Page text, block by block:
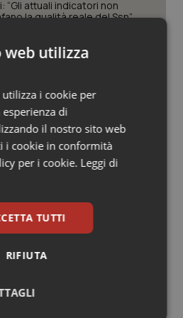
urogenitali
“Gli attuali indicatori non
la qualità reale del Ssn”
La sfida ora è
di professionisti e servizi. Il
di Milano. Ispezioni e
stop al
di Embriologia
da QS Pro
infrastrutture,
web utilizza
i cookie per
di
il nostro sito web
i cookie in conformità
per i cookie. Leggi di
TUTTI
RIFIUTA